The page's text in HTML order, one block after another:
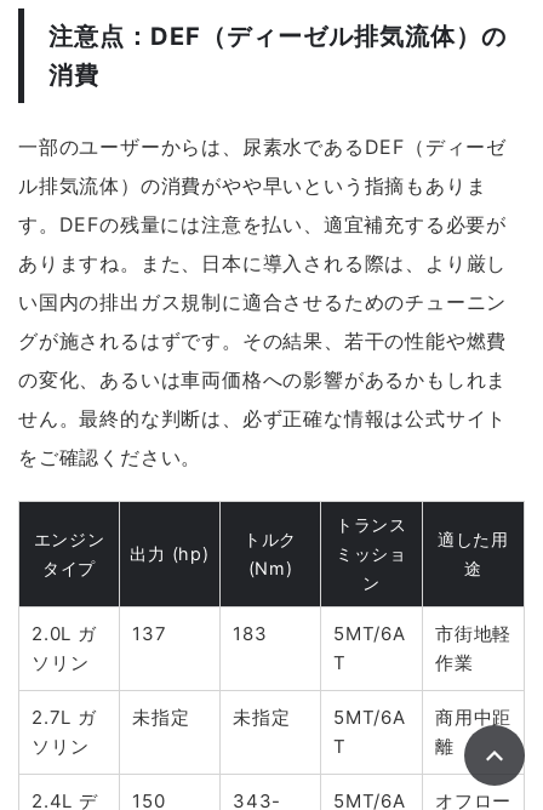
注意点：DEF（ディーゼル排気流体）の
消費
一部のユーザーからは、尿素水であるDEF（ディーゼ
ル排気流体）の消費がやや早いという指摘もありま
す。DEFの残量には注意を払い、適宜補充する必要が
ありますね。また、日本に導入される際は、より厳し
い国内の排出ガス規制に適合させるためのチューニン
グが施されるはずです。その結果、若干の性能や燃費
の変化、あるいは車両価格への影響があるかもしれま
せん。最終的な判断は、 必ず正確な情報は公式サイト
をご確認ください。
エンジン
タイプ
出力 (hp)
トルク
(Nm)
トランス
ミッショ
ン
適した用
途
2.0L ガ
ソリン
137 183
5MT/6A
T
市街地軽
作業
2.7L ガ
ソリン
未指定 未指定
5MT/6A
T
商用中距
離
2.4L デ 150 343- 5MT/6A オフロー